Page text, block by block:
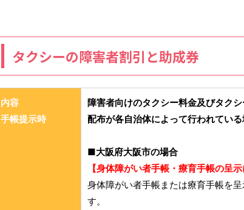
タクシーの障害者割引と助成券
内容
手帳提示時
障害者向けのタクシー料金及びタク
配布が各自治体によって行われている
■大阪府大阪市の場合
【身体障がい者手帳・療育手帳の呈示
身体障がい者手帳または療育手帳を
す。